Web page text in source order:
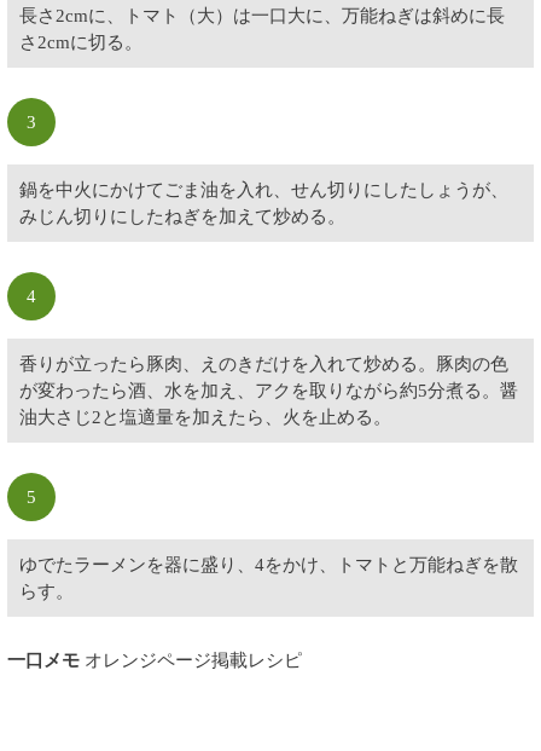
長さ2cmに、トマト（大）は一口大に、万能ねぎは斜めに長
さ2cmに切る。
3
鍋を中火にかけてごま油を入れ、せん切りにしたしょうが、
みじん切りにしたねぎを加えて炒める。
4
香りが立ったら豚肉、えのきだけを入れて炒める。豚肉の色
が変わったら酒、水を加え、アクを取りながら約5分煮る。醤
油大さじ2と塩適量を加えたら、火を止める。
5
ゆでたラーメンを器に盛り、4をかけ、トマトと万能ねぎを散
らす。
一口メモ オレンジページ掲載レシピ